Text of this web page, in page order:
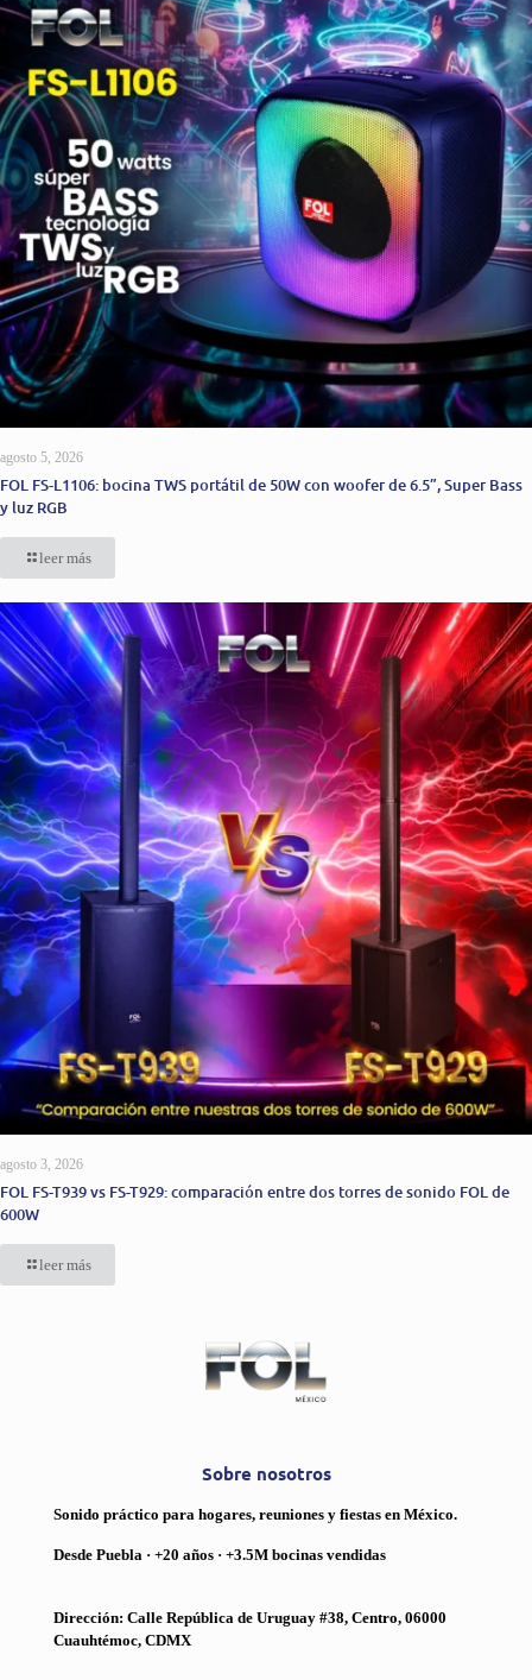
agosto 5, 2026
FOL FS-L1106: bocina TWS portátil de 50W con woofer de 6.5”, Super Bass
y luz RGB
leer más
agosto 3, 2026
FOL FS-T939 vs FS-T929: comparación entre dos torres de sonido FOL de
600W
leer más
Sobre nosotros
Sonido práctico para hogares, reuniones y fiestas en México.
Desde Puebla · +20 años · +3.5M bocinas vendidas
Dirección: Calle República de Uruguay #38, Centro, 06000
Cuauhtémoc, CDMX